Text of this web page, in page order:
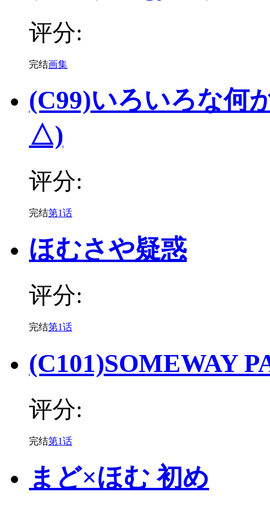
评分:
完结画集
(C99)いろいろな何
△)
评分:
完结第1话
ほむさや疑惑
评分:
完结第1话
(C101)SOMEWAY
评分:
完结第1话
まど×ほむ 初め